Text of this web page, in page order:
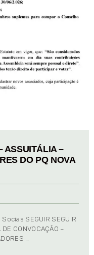
ASSUITÁLIA –
DO PQ NOVA
SEGUIR SEGUIR
CONVOCAÇÃO –
…